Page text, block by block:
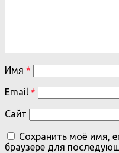
Имя *
Email *
Сайт
Сохранить моё имя,
браузере для